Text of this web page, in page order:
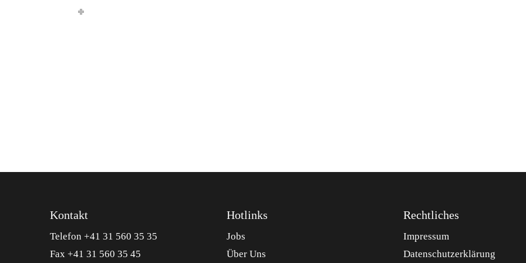
Kontakt
Telefon +41 31 560 35 35
Fax +41 31 560 35 45
Hotlinks
Jobs
Über Uns
Rechtliches
Impressum
Datenschutzerklärung